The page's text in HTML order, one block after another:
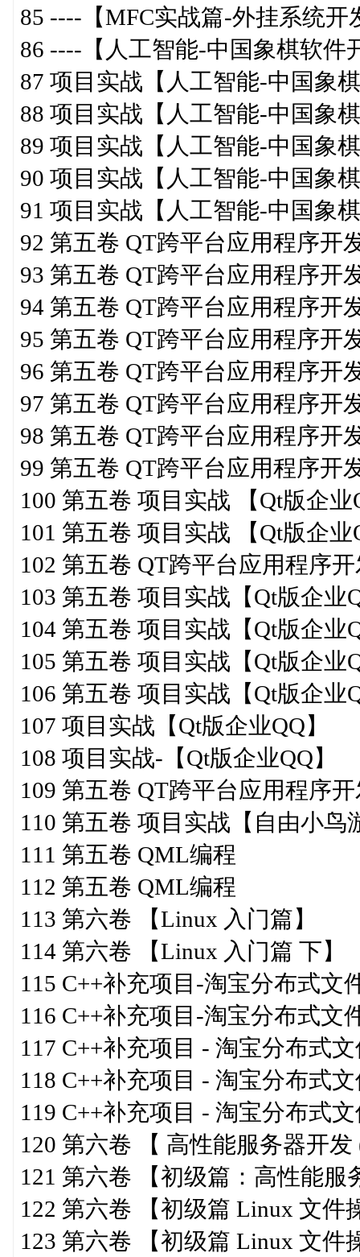
85 ----【MFC实战篇-外挂系统
86 ----【人工智能-中国象棋软件
87 项目实战【人工智能-中国象
88 项目实战【人工智能-中国象
89 项目实战【人工智能-中国象
90 项目实战【人工智能-中国象
91 项目实战【人工智能-中国象
92 第五卷 QT跨平台应用程序开
93 第五卷 QT跨平台应用程序开
94 第五卷 QT跨平台应用程序开
95 第五卷 QT跨平台应用程序开
96 第五卷 QT跨平台应用程序开
97 第五卷 QT跨平台应用程序开
98 第五卷 QT跨平台应用程序开
99 第五卷 QT跨平台应用程序开
100 第五卷 项目实战 【Qt版企业
101 第五卷 项目实战 【Qt版企业
102 第五卷 QT跨平台应用程序
103 第五卷 项目实战【Qt版企业
104 第五卷 项目实战【Qt版企业
105 第五卷 项目实战【Qt版企业
106 第五卷 项目实战【Qt版企业
107 项目实战【Qt版企业QQ】
108 项目实战-【Qt版企业QQ】
109 第五卷 QT跨平台应用程序
110 第五卷 项目实战【自由小鸟
111 第五卷 QML编程
112 第五卷 QML编程
113 第六卷 【Linux 入门篇】
114 第六卷 【Linux 入门篇 下】
115 C++补充项目-淘宝分布式文
116 C++补充项目-淘宝分布式文
117 C++补充项目 - 淘宝分布式
118 C++补充项目 - 淘宝分布式
119 C++补充项目 - 淘宝分布式
120 第六卷 【 高性能服务器开
121 第六卷 【初级篇：高性能服
122 第六卷 【初级篇 Linux 文件
123 第六卷 【初级篇 Linux 文件